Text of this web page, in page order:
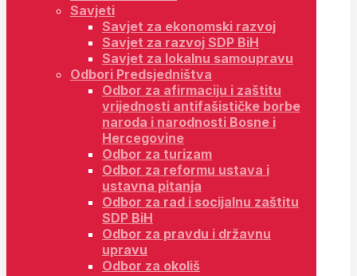
Savjeti
Savjet za ekonomski razvoj
Savjet za razvoj SDP BiH
Savjet za lokalnu samoupravu
Odbori Predsjedništva
Odbor za afirmaciju i zaštitu
vrijednosti antifašističke borbe
naroda i narodnosti Bosne i
Hercegovine
Odbor za turizam
Odbor za reformu ustava i
ustavna pitanja
Odbor za rad i socijalnu zaštitu
SDP BiH
Odbor za pravdu i državnu
upravu
Odbor za okoliš